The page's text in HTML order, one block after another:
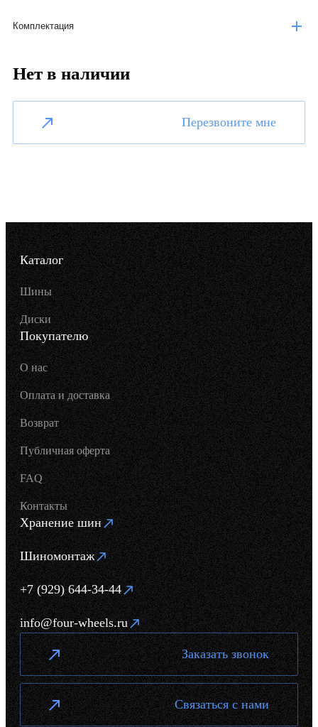
Комплектация
Нет в наличии
Перезвоните мне
Каталог
Шины
Диски
Покупателю
О нас
Оплата и доставка
Возврат
Публичная оферта
FAQ
Контакты
Хранение шин
Шиномонтаж
+7 (929) 644-34-44
info@four-wheels.ru
Заказать звонок
Связаться с нами